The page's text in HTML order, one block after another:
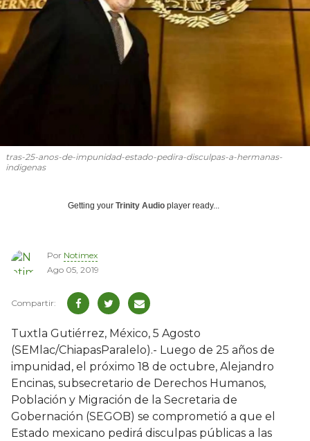
tras-25-anos-de-impunidad-estado-pedira-disculpas-a-hermanas-
indigenas
Getting your Trinity Audio player ready...
Por Notimex
Ago 05, 2019
Tuxtla Gutiérrez, México, 5 Agosto
(SEMlac/ChiapasParalelo).- Luego de 25 años de
impunidad, el próximo 18 de octubre, Alejandro
Encinas, subsecretario de Derechos Humanos,
Población y Migración de la Secretaria de
Gobernación (SEGOB) se comprometió a que el
Estado mexicano pedirá disculpas públicas a las